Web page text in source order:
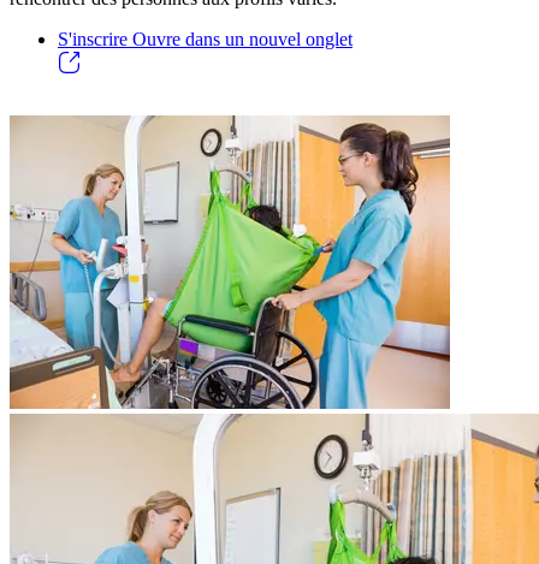
S'inscrire Ouvre dans un nouvel onglet